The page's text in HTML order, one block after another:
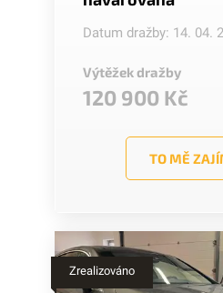
Datum dražby: 14. 04.
Výtěžek dražby
120 900 Kč
TO MĚ
Zrealizováno